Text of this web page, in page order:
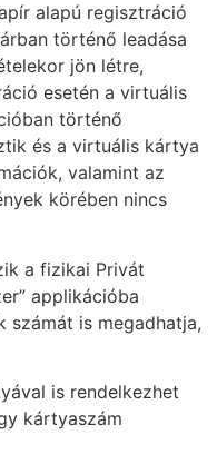
alapú regisztráció
történő leadása
jön létre,
esetén a virtuális
történő
és a virtuális kártya
valamint az
körében nincs
a fizikai Privát
applikációba
számát is megadhatja,
is rendelkezhet
kártyaszám